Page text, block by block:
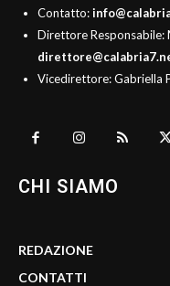
Contatto:
Direttore Responsabile:
Vicedirettore: Gabriella
CHI SIAMO
REDAZIONE
CONTATTI